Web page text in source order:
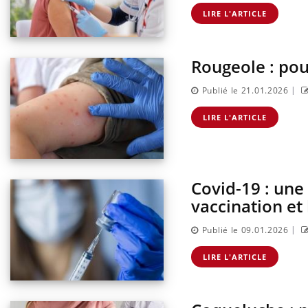
LIRE L'ARTICLE
Rougeole :
Publié le 21.01.2026 |
LIRE L'ARTICLE
Covid-19 :
vaccination et
Publié le 09.01.2026 |
LIRE L'ARTICLE